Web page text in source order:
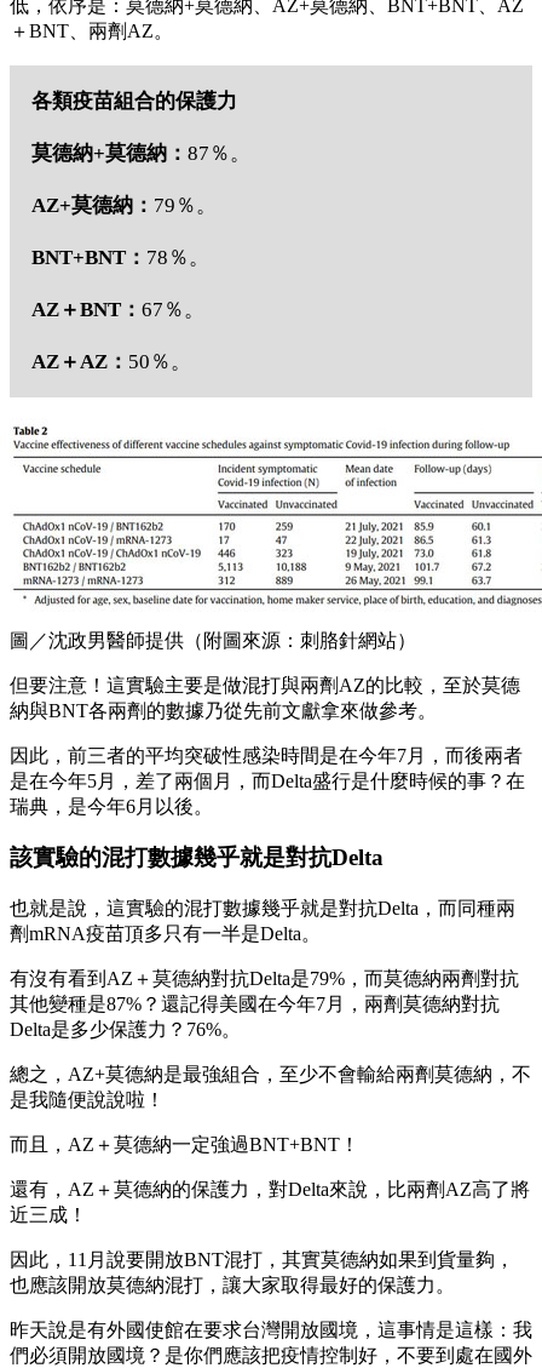
低，依序是：莫德納+莫德納、AZ+莫德納、BNT+BNT、AZ
＋BNT、兩劑AZ。
各類疫苗組合的保護力
莫德納+莫德納： 87％。
AZ+莫德納： 79％。
BNT+BNT： 78％。
AZ＋BNT： 67％。
AZ＋AZ： 50％。
圖／沈政男醫師提供（附圖來源：刺胳針網站）
但要注意！這實驗主要是做混打與兩劑AZ的比較，至於莫德
納與BNT各兩劑的數據乃從先前文獻拿來做參考。
因此，前三者的平均突破性感染時間是在今年7月，而後兩者
是在今年5月，差了兩個月，而Delta盛行是什麼時候的事？在
瑞典，是今年6月以後。
該實驗的混打數據幾乎就是對抗Delta
也就是說，這實驗的混打數據幾乎就是對抗Delta，而同種兩
劑mRNA疫苗頂多只有一半是Delta。
有沒有看到AZ＋莫德納對抗Delta是79%，而莫德納兩劑對抗
其他變種是87%？還記得美國在今年7月，兩劑莫德納對抗
Delta是多少保護力？76%。
總之，AZ+莫德納是最強組合，至少不會輸給兩劑莫德納，不
是我隨便說說啦！
而且，AZ＋莫德納一定強過BNT+BNT！
還有，AZ＋莫德納的保護力，對Delta來說，比兩劑AZ高了將
近三成！
因此，11月說要開放BNT混打，其實莫德納如果到貨量夠，
也應該開放莫德納混打，讓大家取得最好的保護力。
昨天說是有外國使館在要求台灣開放國境，這事情是這樣：我
們必須開放國境？是你們應該把疫情控制好，不要到處在國外